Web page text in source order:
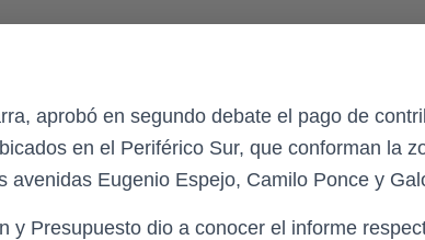
aprobó en segundo debate el pago de
en el Periférico Sur, que conforman la
avenidas Eugenio Espejo, Camilo Ponce y
y Presupuesto dio a conocer el informe